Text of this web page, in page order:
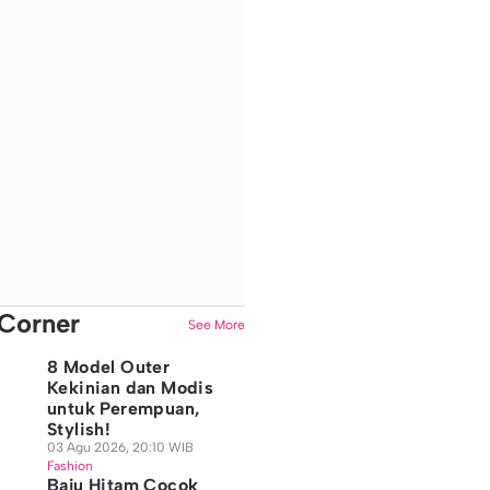
See More
8 Model Outer
Kekinian dan Modis
untuk Perempuan,
Stylish!
03 Agu 2026, 20:10 WIB
Fashion
Baju Hitam Cocok